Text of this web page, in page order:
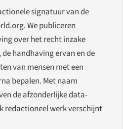
signatuur van de
We publiceren
over het recht inzake
handhaving ervan en de
van mensen met een
bepalen. Met naam
de afzonderlijke data-
redactioneel werk verschijnt